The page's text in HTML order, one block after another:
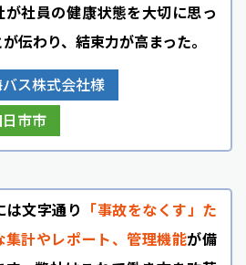
が社員の健康状態を大切に思っ
伝わり、結束力が高まった。
ス株式会社様
市市
は文字通り 「事故をなくす」た
集計やレポート、管理機能が備